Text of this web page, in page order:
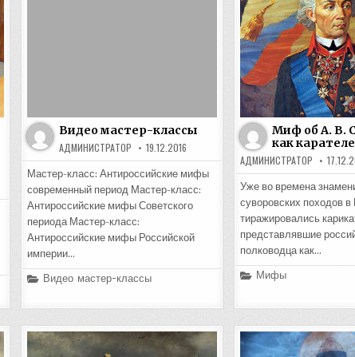
Видео мастер-классы
АДМИНИСТРАТОР 19.12.2016
Мастер-класс: Антироссийские мифы
современный период Мастер-класс:
Антироссийские мифы Советского
периода Мастер-класс:
Антироссийские мифы Российской
империи…
Posted
Видео мастер-классы
Миф об А. В.
как карателе
АДМИНИСТРАТОР
Уже во времена
суворовских походов
тиражировались
представлявшие
полководца как…
Posted
Мифы